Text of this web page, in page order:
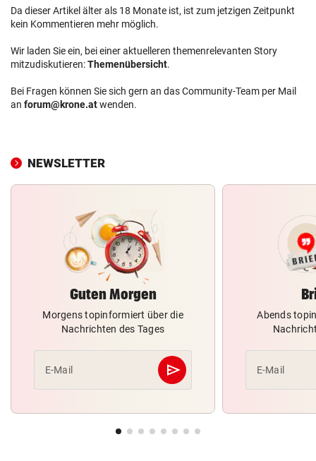
Da dieser Artikel älter als 18 Monate ist, ist zum jetzigen Zeitpunkt
kein Kommentieren mehr möglich.
Wir laden Sie ein, bei einer aktuelleren themenrelevanten Story
mitzudiskutieren:Themenübersicht.
Bei Fragen können Sie sich gern an das Community-Team per Mail
an forum@krone.atwenden.
NEWSLETTER
Guten Morgen
Morgens topinformiert über die
Nachrichten des Tages
E-Mail send
Abschicken
Abends
E-Mail